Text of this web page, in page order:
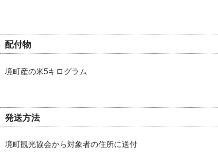
配付物
境町産の米5キログラム
発送方法
境町観光協会から対象者の住所に送付